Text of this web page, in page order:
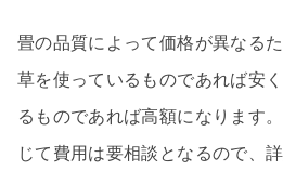
畳の品質によって価格が異なる
草を使っているものであれば安
るものであれば高額になります
じて費用は要相談となるので、